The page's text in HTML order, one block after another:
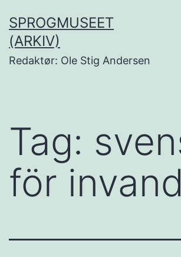
til
indhold
SPROGMUSEET
(ARKIV)
Redaktør: Ole Stig Andersen
Tag:
för